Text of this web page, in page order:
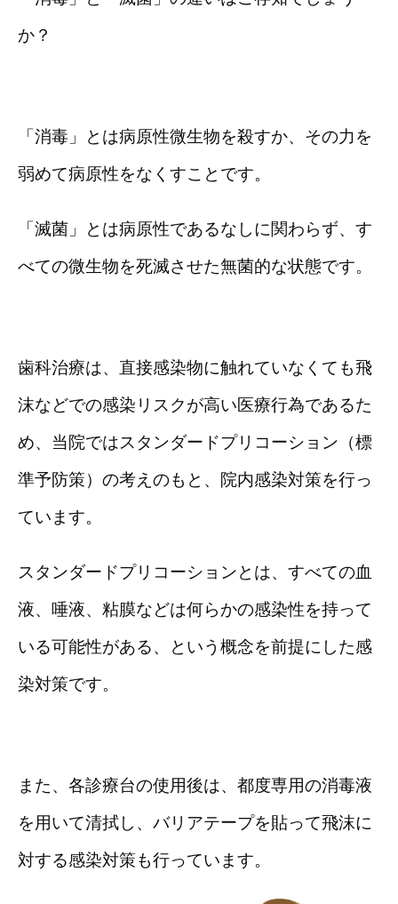
か？
「消毒」とは病原性微生物を殺すか、その力を
弱めて病原性をなくすことです。
「滅菌」とは病原性であるなしに関わらず、す
べての微生物を死滅させた無菌的な状態です。
歯科治療は、直接感染物に触れていなくても飛
沫などでの感染リスクが高い医療行為であるた
め、当院ではスタンダードプリコーション（標
準予防策）の考えのもと、院内感染対策を行っ
ています。
スタンダードプリコーションとは、すべての血
液、唾液、粘膜などは何らかの感染性を持って
いる可能性がある、という概念を前提にした感
染対策です。
また、各診療台の使用後は、都度専用の消毒液
を用いて清拭し、バリアテープを貼って飛沫に
対する感染対策も行っています。